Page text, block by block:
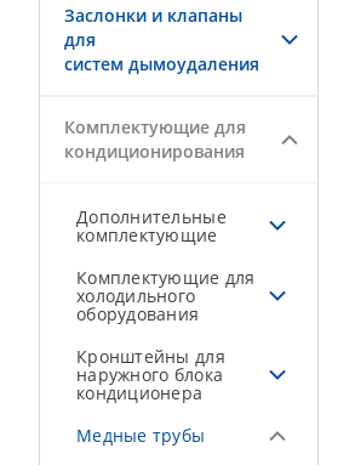
Заслонки и клапаны
для
систем дымоудаления
Комплектующие для
кондиционирования
Дополнительные
комплектующие
Комплектующие для
холодильного
оборудования
Кронштейны для
наружного блока
кондиционера
Медные трубы